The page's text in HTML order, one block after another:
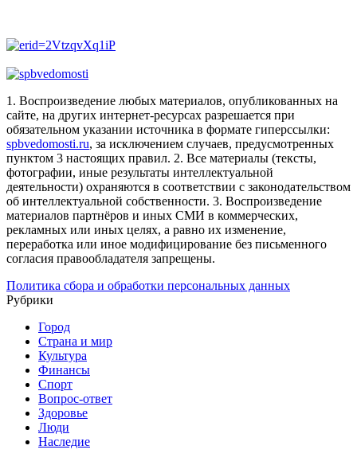
1. Воспроизведение любых материалов, опубликованных на
сайте, на других интернет-ресурсах разрешается при
обязательном указании источника в формате гиперссылки:
spbvedomosti.ru, за исключением случаев, предусмотренных
пунктом 3 настоящих правил. 2. Все материалы (тексты,
фотографии, иные результаты интеллектуальной
деятельности) охраняются в соответствии с законодательством
об интеллектуальной собственности. 3. Воспроизведение
материалов партнёров и иных СМИ в коммерческих,
рекламных или иных целях, а равно их изменение,
переработка или иное модифицирование без письменного
согласия правообладателя запрещены.
Политика сбора и обработки персональных данных
Рубрики
Город
Страна и мир
Культура
Финансы
Спорт
Вопрос-ответ
Здоровье
Люди
Наследие